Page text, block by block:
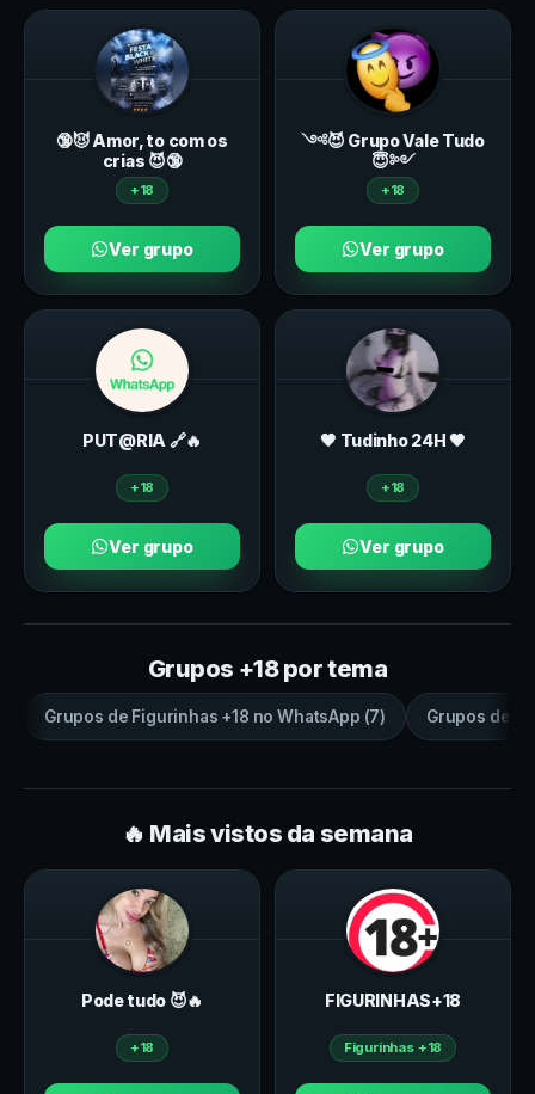
🔞😈 Amor, to com os
crias 😈🔞
+18
Ver grupo
༺😈 Grupo Vale Tudo
😇༻
+18
Ver grupo
PUT@RIA 🔗🔥
+18
Ver grupo
🖤 Tudinho 24H 🖤
+18
Ver grupo
Grupos +18 por tema
Grupos de Figurinhas +18 noWhatsApp (7) Grupos de
🔥 Mais vistos da semana
Pode tudo 😈🔥
+18
FIGURINHAS+18
Figurinhas +18